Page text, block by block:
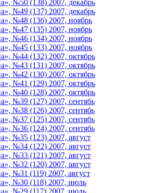
№50 (138) 2007, декабрь
№49 (137) 2007, декабрь
№48 (136) 2007, ноябрь
№47 (135) 2007, ноябрь
№46 (134) 2007, ноябрь
№45 (133) 2007, ноябрь
№44 (132) 2007, октябрь
№43 (131) 2007, октябрь
№42 (130) 2007, октябрь
№41 (129) 2007, октябрь
№40 (128) 2007, октябрь
№39 (127) 2007, сентябь
№38 (126) 2007, сентябь
№37 (125) 2007, сентябь
№36 (124) 2007, сентябь
№35 (123) 2007, август
№34 (122) 2007, август
№33 (121) 2007, август
№32 (120) 2007, август
№31 (119) 2007, август
№30 (118) 2007, июль
№29 (117) 2007, июль